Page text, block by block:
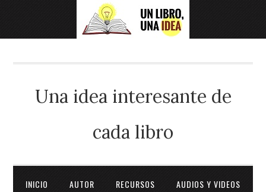
Una idea interesante de
cada libro
INICIO AUTOR RECURSOS AUDIOS Y VIDEOS